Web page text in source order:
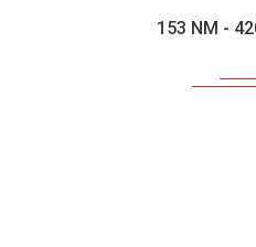
153 NM -